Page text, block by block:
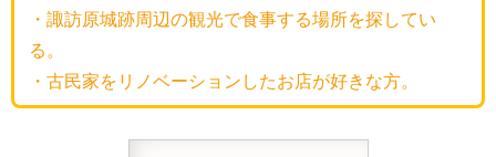
・諏訪原城跡周辺の観光で食事する場所を探してい
る。
・古民家をリノベーションしたお店が好きな方。